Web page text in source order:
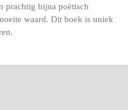
prachtig bijna poëtisch
waard. Dit boek is uniek